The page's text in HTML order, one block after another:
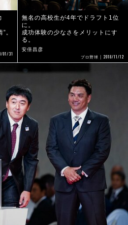
。
01/31
無名の高校生が4年でドラフト1位
に。
成功体験の少なさをメリットにす
る。
安倍昌彦
プロ野球 2018/11/12